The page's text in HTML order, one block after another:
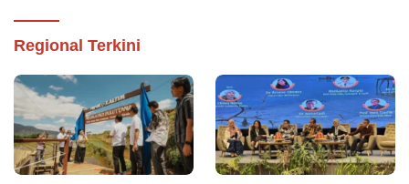
Regional Terkini